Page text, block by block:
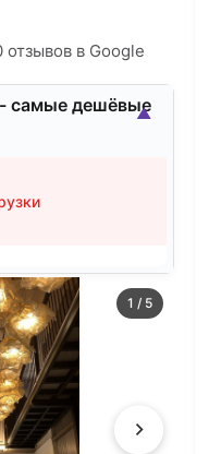
в Google
самые дешёвые
▲
1 / 5